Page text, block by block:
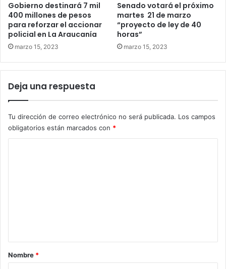
Gobierno destinará 7 mil
400 millones de pesos
para reforzar el accionar
policial en La Araucanía
marzo 15, 2023
Senado votará el próximo
martes 21 de marzo
“proyecto de ley de 40
horas”
marzo 15, 2023
Deja una respuesta
Tu dirección de correo electrónico no será publicada. Los campos
obligatorios están marcados con *
r
Nombre *